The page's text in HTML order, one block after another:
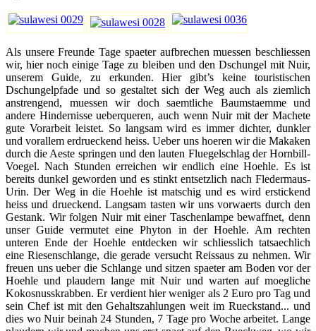
Als unsere Freunde Tage spaeter aufbrechen muessen beschliessen
wir, hier noch einige Tage zu bleiben und den Dschungel mit Nuir,
unserem Guide, zu erkunden. Hier gibt’s keine touristischen
Dschungelpfade und so gestaltet sich der Weg auch als ziemlich
anstrengend, muessen wir doch saemtliche Baumstaemme und
andere Hindernisse ueberqueren, auch wenn Nuir mit der Machete
gute Vorarbeit leistet. So langsam wird es immer dichter, dunkler
und vorallem erdrueckend heiss. Ueber uns hoeren wir die Makaken
durch die Aeste springen und den lauten Fluegelschlag der Hornbill-
Voegel. Nach Stunden erreichen wir endlich eine Hoehle. Es ist
bereits dunkel geworden und es stinkt entsetzlich nach Fledermaus-
Urin. Der Weg in die Hoehle ist matschig und es wird erstickend
heiss und drueckend. Langsam tasten wir uns vorwaerts durch den
Gestank. Wir folgen Nuir mit einer Taschenlampe bewaffnet, denn
unser Guide vermutet eine Phyton in der Hoehle. Am rechten
unteren Ende der Hoehle entdecken wir schliesslich tatsaechlich
eine Riesenschlange, die gerade versucht Reissaus zu nehmen. Wir
freuen uns ueber die Schlange und sitzen spaeter am Boden vor der
Hoehle und plaudern lange mit Nuir und warten auf moegliche
Kokosnusskrabben. Er verdient hier weniger als 2 Euro pro Tag und
sein Chef ist mit den Gehaltszahlungen weit im Rueckstand... und
dies wo Nuir beinah 24 Stunden, 7 Tage pro Woche arbeitet. Lange